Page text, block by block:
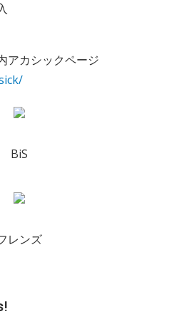
アカシックページ
BiS
レンズ